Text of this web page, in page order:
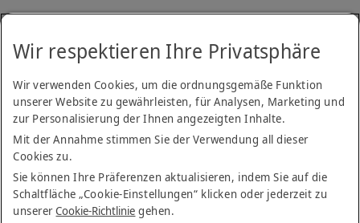
Erklärung zur Barrierefreiheit
Kontakt
Datenschutzerklärung
Impressum & AGB
Cookie-Richtlinien
Wir respektieren Ihre Privatsphäre
Wir verwenden Cookies, um die ordnungsgemäße Funktion
unserer Website zu gewährleisten, für Analysen, Marketing und
zur Personalisierung der Ihnen angezeigten Inhalte.
Mit der Annahme stimmen Sie der Verwendung all dieser
Cookies zu.
Sie können Ihre Präferenzen aktualisieren, indem Sie auf die
Schaltfläche „Cookie-Einstellungen“ klicken oder jederzeit zu
unsererCookie-Richtlinie gehen.